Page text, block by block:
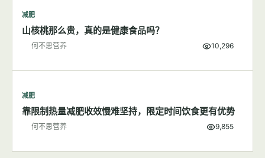
减肥
山核桃那么贵，真的是健康食品吗？
何不思营养 10,296
减肥
靠限制热量减肥收效慢难坚持，限定时间饮食更有优势
何不思营养 9,855